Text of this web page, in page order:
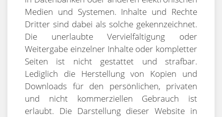
Medien und Systemen. Inhalte und Rechte
Dritter sind dabei als solche gekennzeichnet.
Die unerlaubte Vervielfältigung oder
Weitergabe einzelner Inhalte oder kompletter
Seiten ist nicht gestattet und strafbar.
Lediglich die Herstellung von Kopien und
Downloads für den persönlichen, privaten
und nicht kommerziellen Gebrauch ist
erlaubt. Die Darstellung dieser Website in